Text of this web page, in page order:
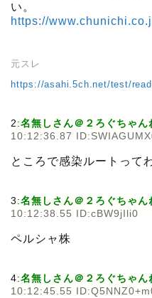
い。
https://
元スレ
https://asahi.5ch.net/test/
2:名無しさん＠２ろぐちゃん
10:12:36.87
ところで感染ルートって
3:名無しさん＠２ろぐちゃん
10:12:38.55 ID:cBW9jIli0
ペルシャ株
4:名無しさん＠２ろぐちゃん
10:12:45.55